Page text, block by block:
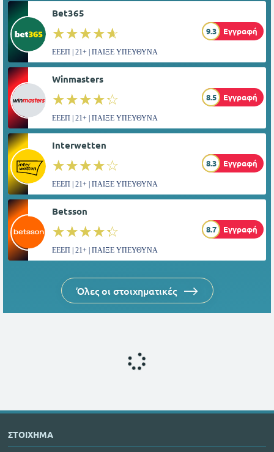
Bet365
☆☆☆☆☆
★★★★★ 9.3 Εγγραφή
ΕΕΕΠ | 21+ | ΠΑΙΞΕ ΥΠΕΥΘΥΝΑ
Winmasters
☆☆☆☆☆
★★★★★ 8.5 Εγγραφή
ΕΕΕΠ | 21+ | ΠΑΙΞΕ ΥΠΕΥΘΥΝΑ
Interwetten
☆☆☆☆☆
★★★★★ 8.3 Εγγραφή
ΕΕΕΠ | 21+ | ΠΑΙΞΕ ΥΠΕΥΘΥΝΑ
Betsson
☆☆☆☆☆
★★★★★ 8.7 Εγγραφή
ΕΕΕΠ | 21+ | ΠΑΙΞΕ ΥΠΕΥΘΥΝΑ
Όλες οι στοιχηματικές
ΣΤΟΙΧΗΜΑ